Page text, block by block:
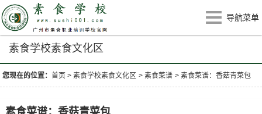
导航菜单
素食学校素食文化区
您现在的位置：首页 >素食学校素食文化区 >素食菜谱 >素食菜谱：香菇青菜包
素食菜谱：香菇青菜包